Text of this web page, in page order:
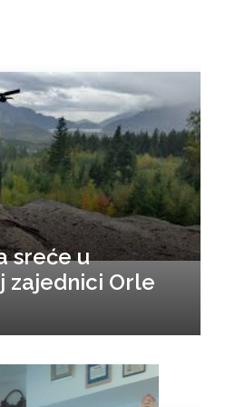
sreće u
zajednici Orle